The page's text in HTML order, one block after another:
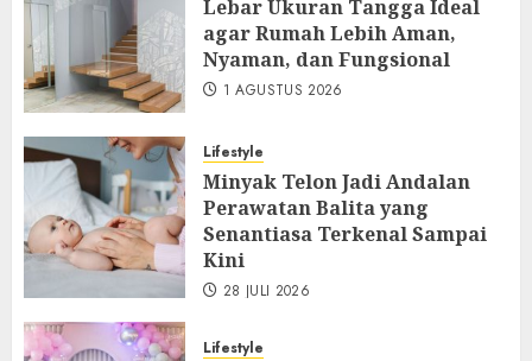
Lebar Ukuran Tangga Ideal
agar Rumah Lebih Aman,
Nyaman, dan Fungsional
1 AGUSTUS 2026
Lifestyle
Minyak Telon Jadi Andalan
Perawatan Balita yang
Senantiasa Terkenal Sampai
Kini
28 JULI 2026
Lifestyle